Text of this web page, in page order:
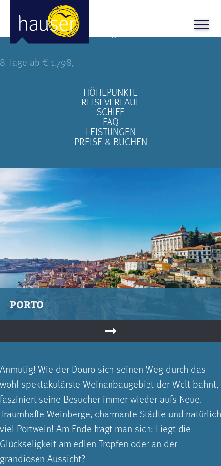
Der Douro – die Seele Portugals
8 Tage ab € 1.798,-
HÖHEPUNKTE
REISEVERLAUF
SCHIFF
FAQ
LEISTUNGEN
PREISE & BUCHEN
PORTO
Anmutig! Wie der Douro sich seinen Weg durch das
wohl spektakulärste Weinanbaugebiet der Welt bahnt,
fasziniert seine Besucher immer wieder aufs Neue.
Traumhafte Weinberge, charmante Städte und natürlich
viel Portwein! Am Ende fragt man sich: Liegt die
Glückseligkeit am edlen Tropfen oder an der
grandiosen Aussicht?